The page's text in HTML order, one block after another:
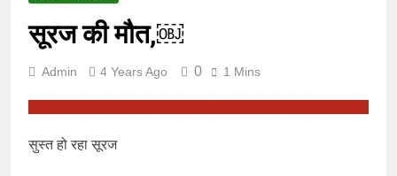
सूरज की मौत,￼
Admin 4 Years Ago 0 1 Mins
सुस्त हो रहा सूरज